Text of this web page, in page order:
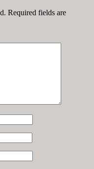
Required fields are